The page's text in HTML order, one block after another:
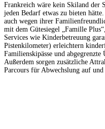
Frankreich wäre kein Skiland der
jeden Bedarf etwas zu bieten
auch wegen ihrer
mit dem Gütesiegel „Famille
Services wie Kinderbetreuung
Pistenkilometer) erleichtern
Familienskipässe und abgegrenzte
Außerdem sorgen zusätzliche
Parcours für Abwechslung auf und